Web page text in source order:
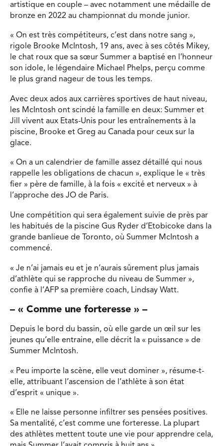
artistique en couple – avec notamment une médaille de
bronze en 2022 au championnat du monde junior.
« On est très compétiteurs, c’est dans notre sang »,
rigole Brooke McIntosh, 19 ans, avec à ses côtés Mikey,
le chat roux que sa sœur Summer a baptisé en l’honneur
son idole, le légendaire Michael Phelps, perçu comme
le plus grand nageur de tous les temps.
Avec deux ados aux carrières sportives de haut niveau,
les McIntosh ont scindé la famille en deux: Summer et
Jill vivent aux Etats-Unis pour les entraînements à la
piscine, Brooke et Greg au Canada pour ceux sur la
glace.
« On a un calendrier de famille assez détaillé qui nous
rappelle les obligations de chacun », explique le « très
fier » père de famille, à la fois « excité et nerveux » à
l’approche des JO de Paris.
Une compétition qui sera également suivie de près par
les habitués de la piscine Gus Ryder d’Etobicoke dans la
grande banlieue de Toronto, où Summer McIntosh a
commencé.
« Je n’ai jamais eu et je n’aurais sûrement plus jamais
d’athlète qui se rapproche du niveau de Summer »,
confie à l’AFP sa première coach, Lindsay Watt.
– « Comme une forteresse » –
Depuis le bord du bassin, où elle garde un œil sur les
jeunes qu’elle entraine, elle décrit la « puissance » de
Summer McIntosh.
« Peu importe la scène, elle veut dominer », résume-t-
elle, attribuant l’ascension de l’athlète à son état
d’esprit « unique ».
« Elle ne laisse personne infiltrer ses pensées positives.
Sa mentalité, c’est comme une forteresse. La plupart
des athlètes mettent toute une vie pour apprendre cela,